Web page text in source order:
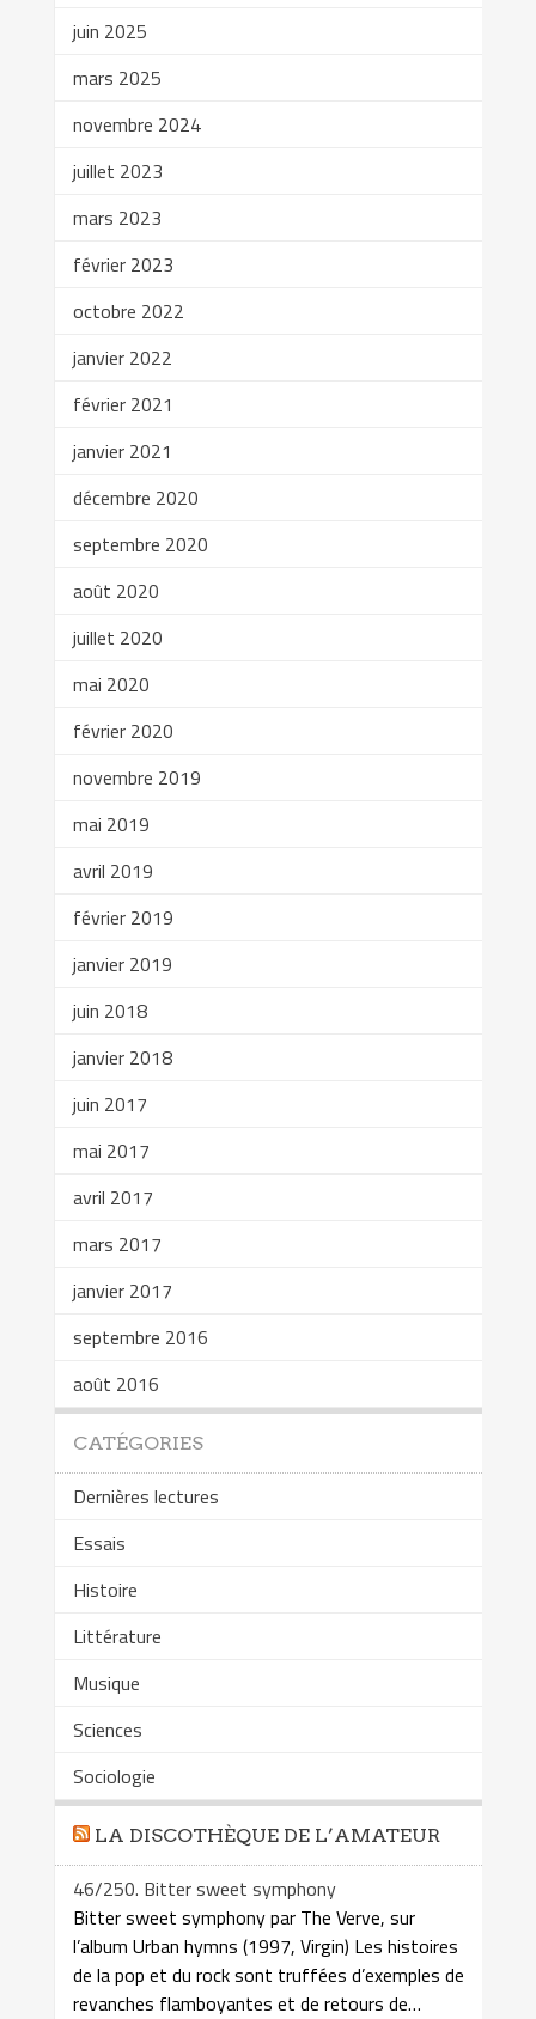
juin 2025
mars 2025
novembre 2024
juillet 2023
mars 2023
février 2023
octobre 2022
janvier 2022
février 2021
janvier 2021
décembre 2020
septembre 2020
août 2020
juillet 2020
mai 2020
février 2020
novembre 2019
mai 2019
avril 2019
février 2019
janvier 2019
juin 2018
janvier 2018
juin 2017
mai 2017
avril 2017
mars 2017
janvier 2017
septembre 2016
août 2016
CATÉGORIES
Dernières lectures
Essais
Histoire
Littérature
Musique
Sciences
Sociologie
LA DISCOTHÈQUE DE L’AMATEUR
46/250. Bitter sweet symphony
Bitter sweet symphony par The Verve, sur
l’album Urban hymns (1997, Virgin) Les histoires
de la pop et du rock sont truffées d’exemples de
revanches flamboyantes et de retours de…